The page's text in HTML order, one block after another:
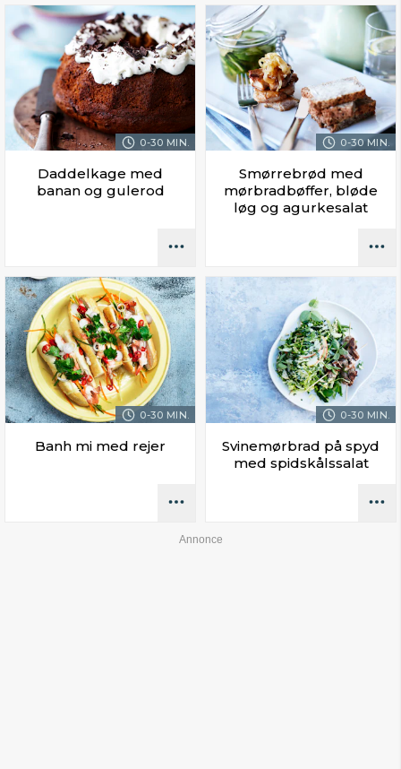
0-30 MIN.
Daddelkage med
banan og gulerod
0-30 MIN.
Smørrebrød med
mørbradbøffer, bløde
løg og agurkesalat
0-30 MIN.
Banh mi med rejer
0-30 MIN.
Svinemørbrad på spyd
med spidskålssalat